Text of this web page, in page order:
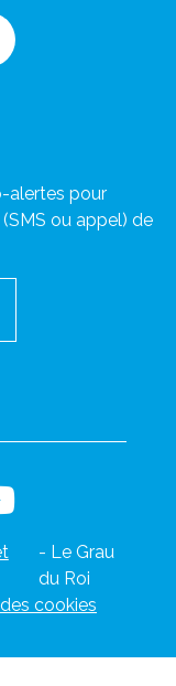
alertes pour
ou appel) de
- Le Grau
du Roi
cookies